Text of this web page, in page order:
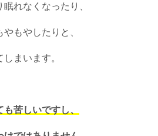
れなくなったり、
もやしたりと、
まいます。
苦しいですし、